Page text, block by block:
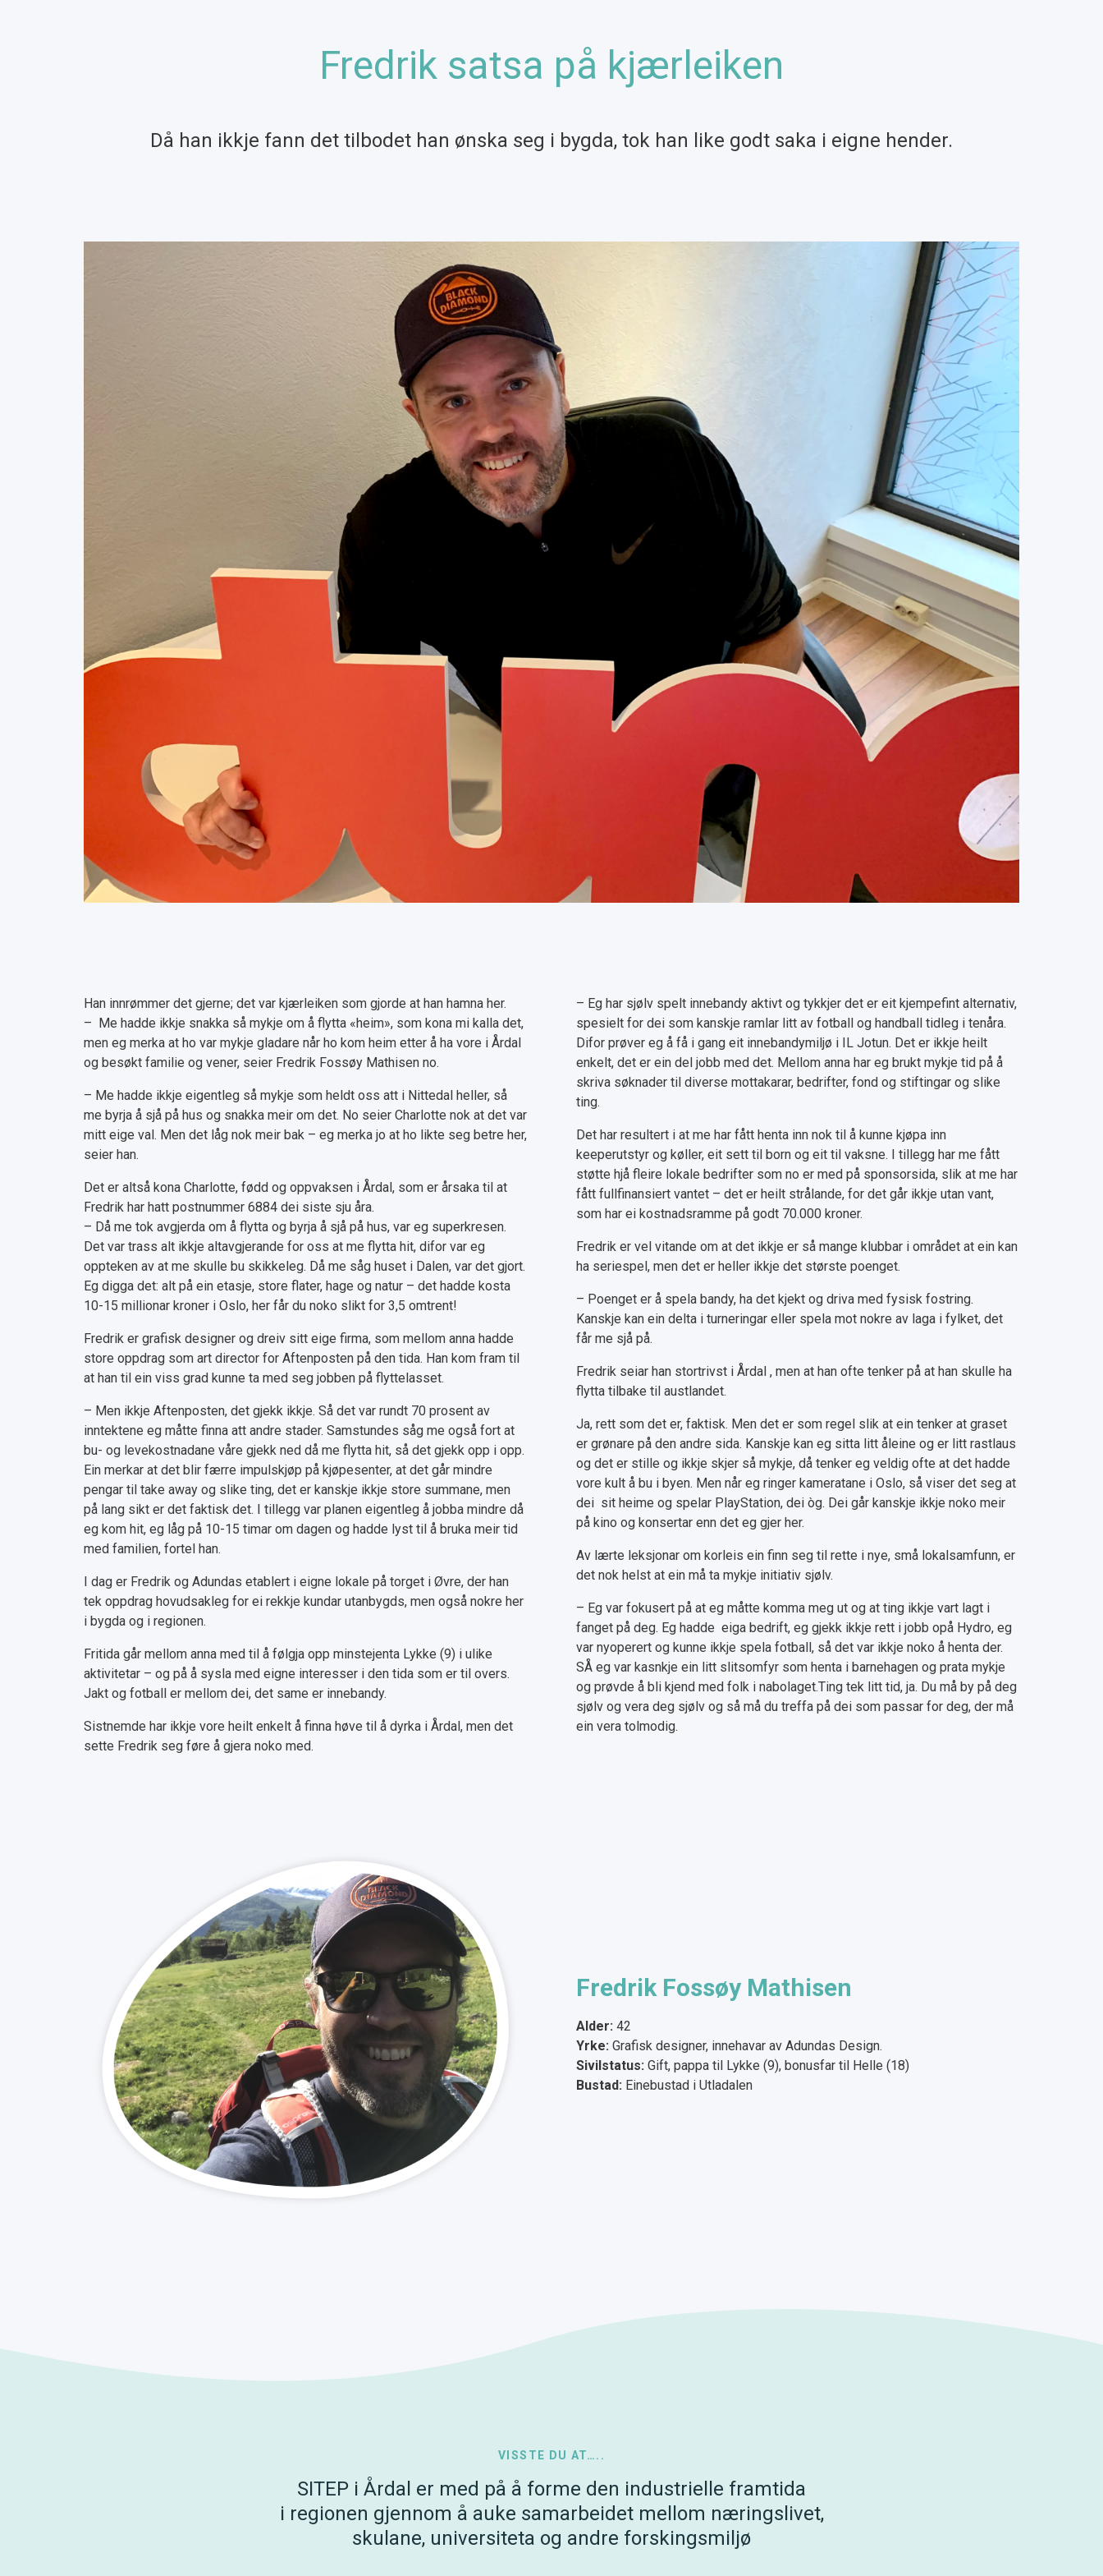
Fredrik satsa på kjærleiken
Då han ikkje fann det tilbodet han ønska seg i bygda, tok han like godt saka i eigne hender.
Han innrømmer det gjerne; det var kjærleiken som gjorde at han hamna her.
– Me hadde ikkje snakka så mykje om å flytta «heim», som kona mi kalla det,
men eg merka at ho var mykje gladare når ho kom heim etter å ha vore i Årdal
og besøkt familie og vener, seier Fredrik Fossøy Mathisen no.
– Me hadde ikkje eigentleg så mykje som heldt oss att i Nittedal heller, så
me byrja å sjå på hus og snakka meir om det. No seier Charlotte nok at det var
mitt eige val. Men det låg nok meir bak – eg merka jo at ho likte seg betre her,
seier han.
Det er altså kona Charlotte, fødd og oppvaksen i Årdal, som er årsaka til at
Fredrik har hatt postnummer 6884 dei siste sju åra.
– Då me tok avgjerda om å flytta og byrja å sjå på hus, var eg superkresen.
Det var trass alt ikkje altavgjerande for oss at me flytta hit, difor var eg
oppteken av at me skulle bu skikkeleg. Då me såg huset i Dalen, var det gjort.
Eg digga det: alt på ein etasje, store flater, hage og natur – det hadde kosta
10-15 millionar kroner i Oslo, her får du noko slikt for 3,5 omtrent!
Fredrik er grafisk designer og dreiv sitt eige firma, som mellom anna hadde
store oppdrag som art director for Aftenposten på den tida. Han kom fram til
at han til ein viss grad kunne ta med seg jobben på flyttelasset.
– Men ikkje Aftenposten, det gjekk ikkje. Så det var rundt 70 prosent av
inntektene eg måtte finna att andre stader. Samstundes såg me også fort at
bu- og levekostnadane våre gjekk ned då me flytta hit, så det gjekk opp i opp.
Ein merkar at det blir færre impulskjøp på kjøpesenter, at det går mindre
pengar til take away og slike ting, det er kanskje ikkje store summane, men
på lang sikt er det faktisk det. I tillegg var planen eigentleg å jobba mindre då
eg kom hit, eg låg på 10-15 timar om dagen og hadde lyst til å bruka meir tid
med familien, fortel han.
I dag er Fredrik og Adundas etablert i eigne lokale på torget i Øvre, der han
tek oppdrag hovudsakleg for ei rekkje kundar utanbygds, men også nokre her
i bygda og i regionen.
Fritida går mellom anna med til å følgja opp minstejenta Lykke (9) i ulike
aktivitetar – og på å sysla med eigne interesser i den tida som er til overs.
Jakt og fotball er mellom dei, det same er innebandy.
Sistnemde har ikkje vore heilt enkelt å finna høve til å dyrka i Årdal, men det
sette Fredrik seg føre å gjera noko med.
– Eg har sjølv spelt innebandy aktivt og tykkjer det er eit kjempefint alternativ,
spesielt for dei som kanskje ramlar litt av fotball og handball tidleg i tenåra.
Difor prøver eg å få i gang eit innebandymiljø i IL Jotun. Det er ikkje heilt
enkelt, det er ein del jobb med det. Mellom anna har eg brukt mykje tid på å
skriva søknader til diverse mottakarar, bedrifter, fond og stiftingar og slike
ting.
Det har resultert i at me har fått henta inn nok til å kunne kjøpa inn
keeperutstyr og køller, eit sett til born og eit til vaksne. I tillegg har me fått
støtte hjå fleire lokale bedrifter som no er med på sponsorsida, slik at me har
fått fullfinansiert vantet – det er heilt strålande, for det går ikkje utan vant,
som har ei kostnadsramme på godt 70.000 kroner.
Fredrik er vel vitande om at det ikkje er så mange klubbar i området at ein kan
ha seriespel, men det er heller ikkje det største poenget.
– Poenget er å spela bandy, ha det kjekt og driva med fysisk fostring.
Kanskje kan ein delta i turneringar eller spela mot nokre av laga i fylket, det
får me sjå på.
Fredrik seiar han stortrivst i Årdal , men at han ofte tenker på at han skulle ha
flytta tilbake til austlandet.
Ja, rett som det er, faktisk. Men det er som regel slik at ein tenker at graset
er grønare på den andre sida. Kanskje kan eg sitta litt åleine og er litt rastlaus
og det er stille og ikkje skjer så mykje, då tenker eg veldig ofte at det hadde
vore kult å bu i byen. Men når eg ringer kameratane i Oslo, så viser det seg at
dei sit heime og spelar PlayStation, dei òg. Dei går kanskje ikkje noko meir
på kino og konsertar enn det eg gjer her.
Av lærte leksjonar om korleis ein finn seg til rette i nye, små lokalsamfunn, er
det nok helst at ein må ta mykje initiativ sjølv.
– Eg var fokusert på at eg måtte komma meg ut og at ting ikkje vart lagt i
fanget på deg. Eg hadde eiga bedrift, eg gjekk ikkje rett i jobb opå Hydro, eg
var nyoperert og kunne ikkje spela fotball, så det var ikkje noko å henta der.
SÅ eg var kasnkje ein litt slitsomfyr som henta i barnehagen og prata mykje
og prøvde å bli kjend med folk i nabolaget.Ting tek litt tid, ja. Du må by på deg
sjølv og vera deg sjølv og så må du treffa på dei som passar for deg, der må
ein vera tolmodig.
Fredrik Fossøy Mathisen
Alder: 42
Yrke: Grafisk designer, innehavar av Adundas Design.
Sivilstatus: Gift, pappa til Lykke (9), bonusfar til Helle (18)
Bustad: Einebustad i Utladalen
VISSTE DU AT…..
SITEP i Årdal er med på å forme den industrielle framtida
i regionen gjennom å auke samarbeidet mellom næringslivet,
skulane, universiteta og andre forskingsmiljø